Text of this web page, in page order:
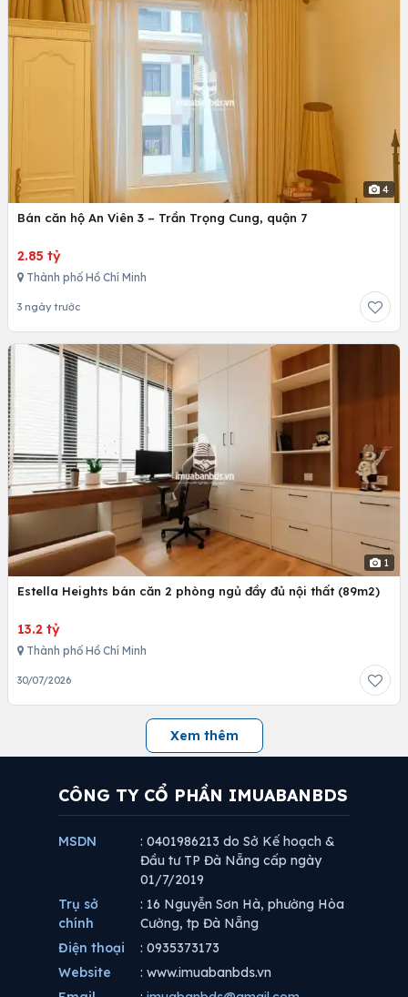
4
Bán căn hộ An Viên 3 – Trần Trọng Cung, quận 7
2.85 tỷ
Thành phố Hồ Chí Minh
3 ngày trước
1
Estella Heights bán căn 2 phòng ngủ đầy đủ nội thất (89m2)
13.2 tỷ
Thành phố Hồ Chí Minh
30/07/2026
Xem thêm
CÔNG TY CỔ PHẦN IMUABANBDS
MSDN
: 0401986213 do Sở Kế hoạch &
Đầu tư TP Đà Nẵng cấp ngày
01/7/2019
Trụ sở
chính
: 16 Nguyễn Sơn Hà, phường Hòa
Cường, tp Đà Nẵng
Điện thoại
: 0935373173
Website
: www.imuabanbds.vn